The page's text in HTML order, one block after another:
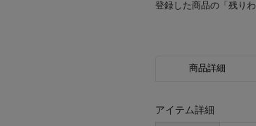
登録した商品の「残り
商品詳細
アイテム詳細